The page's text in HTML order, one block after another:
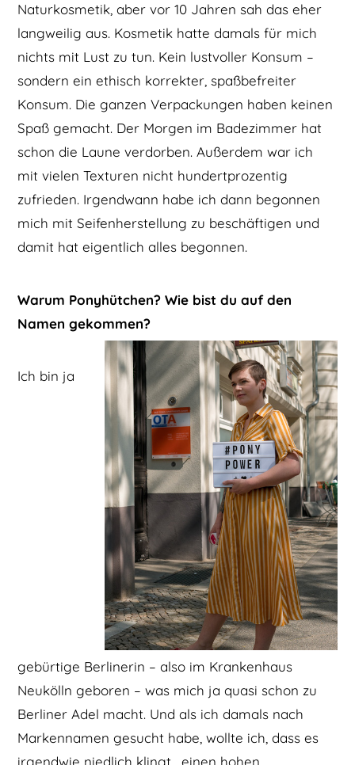
Naturkosmetik, aber vor 10 Jahren sah das eher
langweilig aus. Kosmetik hatte damals für mich
nichts mit Lust zu tun. Kein lustvoller Konsum –
sondern ein ethisch korrekter, spaßbefreiter
Konsum. Die ganzen Verpackungen haben keinen
Spaß gemacht. Der Morgen im Badezimmer hat
schon die Laune verdorben. Außerdem war ich
mit vielen Texturen nicht hundertprozentig
zufrieden. Irgendwann habe ich dann begonnen
mich mit Seifenherstellung zu beschäftigen und
damit hat eigentlich alles begonnen.
Warum Ponyhütchen? Wie bist du auf den
Namen gekommen?
Ich bin ja
gebürtige Berlinerin – also im Krankenhaus
Neukölln geboren – was mich ja quasi schon zu
Berliner Adel macht. Und als ich damals nach
Markennamen gesucht habe, wollte ich, dass es
irgendwie niedlich klingt, einen hohen